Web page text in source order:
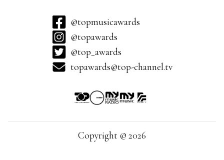
@topmusicawards
@topawards
@top_awards
topawards@top-channel.tv
Copyright © 2026